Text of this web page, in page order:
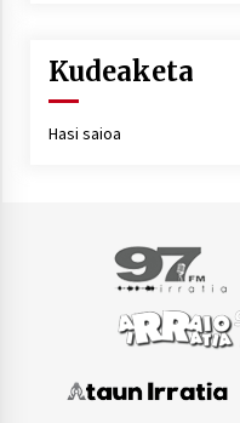
Kudeaketa
Hasi saioa